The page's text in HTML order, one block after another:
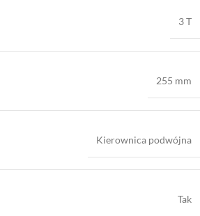
3 T
255 mm
Kierownica podwójna
Tak